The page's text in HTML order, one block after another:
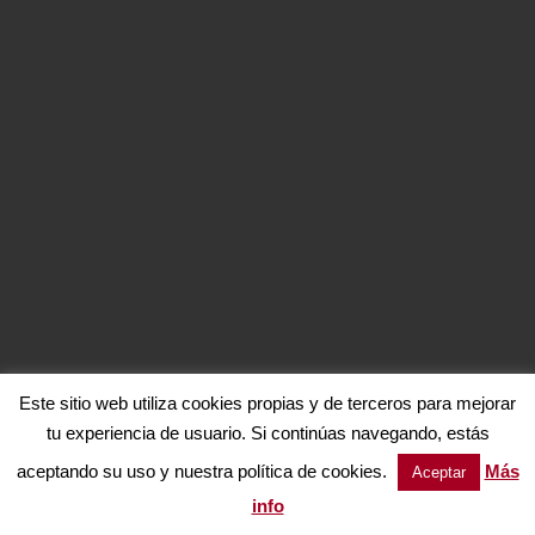
Este sitio web utiliza cookies propias y de terceros para mejorar
tu experiencia de usuario. Si continúas navegando, estás
aceptando su uso y nuestra política de cookies.
Aceptar
Más
info